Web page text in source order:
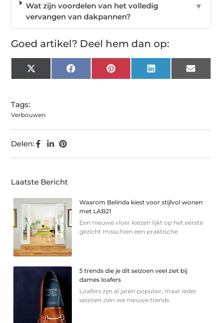
Wat zijn voordelen van het volledig
vervangen van dakpannen?
▼
Goed artikel? Deel hem dan op:
X
(Twitter)
FacebookPinterest LinkedIn Email
Tags:
Verbouwen
Delen:
Laatste Bericht
Waarom Belinda kiest voor stijlvol wonen
met LAB21
Een nieuwe vloer kiezen lijkt op het eerste
gezicht misschien een praktische
5 trends die je dit seizoen veel ziet bij
dames loafers
Loafers zijn al jaren populair, maar ieder
seizoen zien we nieuwe trends